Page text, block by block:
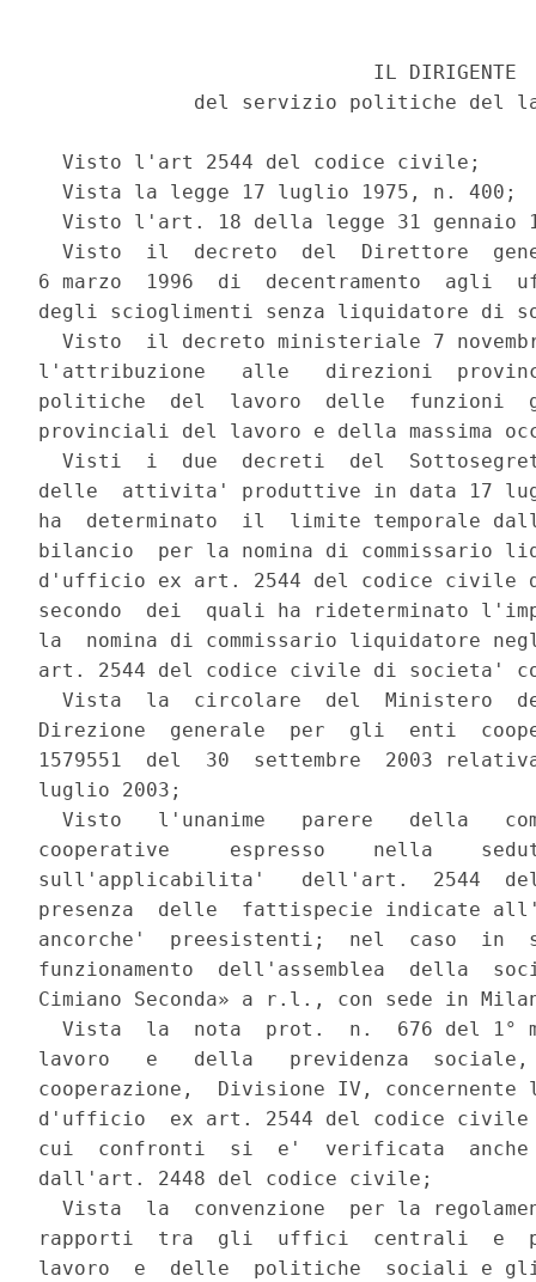
                            IL DIRIGENTE
del servizio politiche del
  Visto l'art 2544 del codice civile;
  Vista la legge 17 luglio 1975, n. 400;
Visto l'art. 18 della legge 31 gennaio
Visto  il  decreto  del  Direttore
6 marzo  1996  di  decentramento
degli scioglimenti senza liquidatore di
Visto  il decreto ministeriale 7
l'attribuzione   alle   direzioni
politiche  del  lavoro  delle
provinciali del lavoro e della massima
Visti  i  due  decreti  del
delle  attivita' produttive in data 17
ha  determinato  il  limite temporale
bilancio  per la nomina di commissario
d'ufficio ex art. 2544 del codice civile
secondo  dei  quali ha rideterminato
la  nomina di commissario liquidatore
art. 2544 del codice civile di societa'
Vista  la  circolare  del  Ministero
Direzione  generale  per  gli  enti
1579551  del  30  settembre  2003
luglio 2003;
Visto   l'unanime   parere   della
cooperative     espresso    nella
sull'applicabilita'   dell'art.  2544
presenza  delle  fattispecie indicate
ancorche'  preesistenti;  nel  caso  in
funzionamento  dell'assemblea  della
Cimiano Seconda» a r.l., con sede in
Vista  la  nota  prot.  n.  676 del 1°
lavoro   e   della   previdenza  sociale,
cooperazione,  Divisione IV,
d'ufficio  ex art. 2544 del codice civile
cui  confronti  si  e'  verificata  anche
dall'art. 2448 del codice civile;
Vista  la  convenzione  per la
rapporti  tra  gli  uffici  centrali  e
lavoro  e  delle  politiche  sociali e